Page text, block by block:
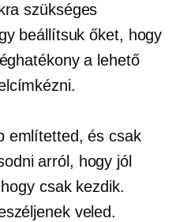
szükséges
beállítsuk őket, hogy
a lehető
említetted, és csak
arról, hogy jól
csak kezdik.
veled.